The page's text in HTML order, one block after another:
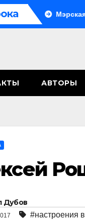
Мэрская
АВТОРЫ
Дубов
#настроения